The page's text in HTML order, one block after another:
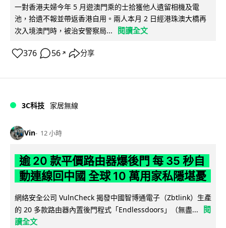
一對香港夫婦今年 5 月遊澳門乘的士拾獲他人遺留相機及電
池，拾遺不報並帶返香港自用。兩人本月 2 日經港珠澳大橋再
次入境澳門時，被治安警察局...
閱讀全文
376 56 ↗ 分享
3C科技 家居無線
Vin 12 小時
逾 20 款平價路由器爆後門 每 35 秒自
動連線回中國 全球 10 萬用家私隱堪憂
網絡安全公司 VulnCheck 揭發中國智博通電子（Zbtlink）生產
的 20 多款路由器內置後門程式「Endlessdoors」（無盡...
閱
讀全文